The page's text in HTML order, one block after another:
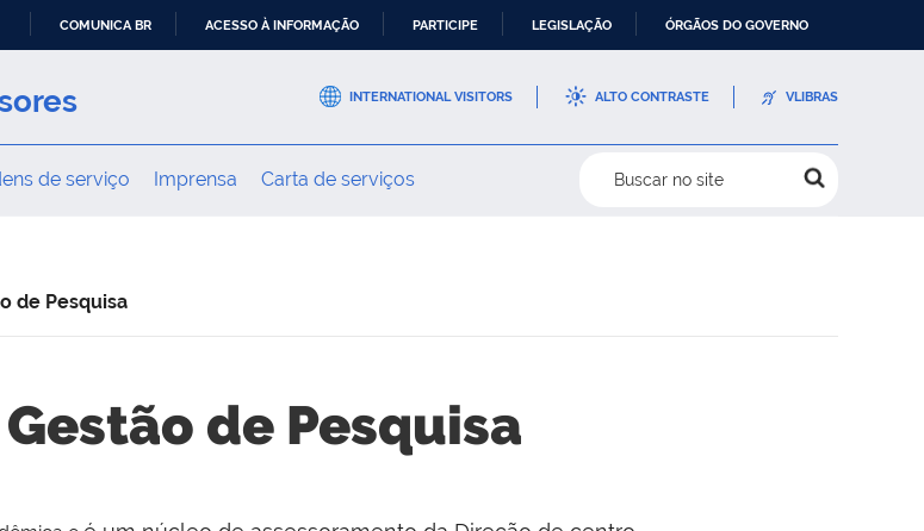
CONTEÚDO
COMUNICA BR ACESSO À INFORMAÇÃO PARTICIPE LEGISLAÇÃO ÓRGÃOS DO GOVERNO
INTERNATIONAL VISITORS ALTO CONTRASTE VLIBRAS
de serviço Imprensa Carta de serviços Buscar no site
de Pesquisa
de Pesquisa